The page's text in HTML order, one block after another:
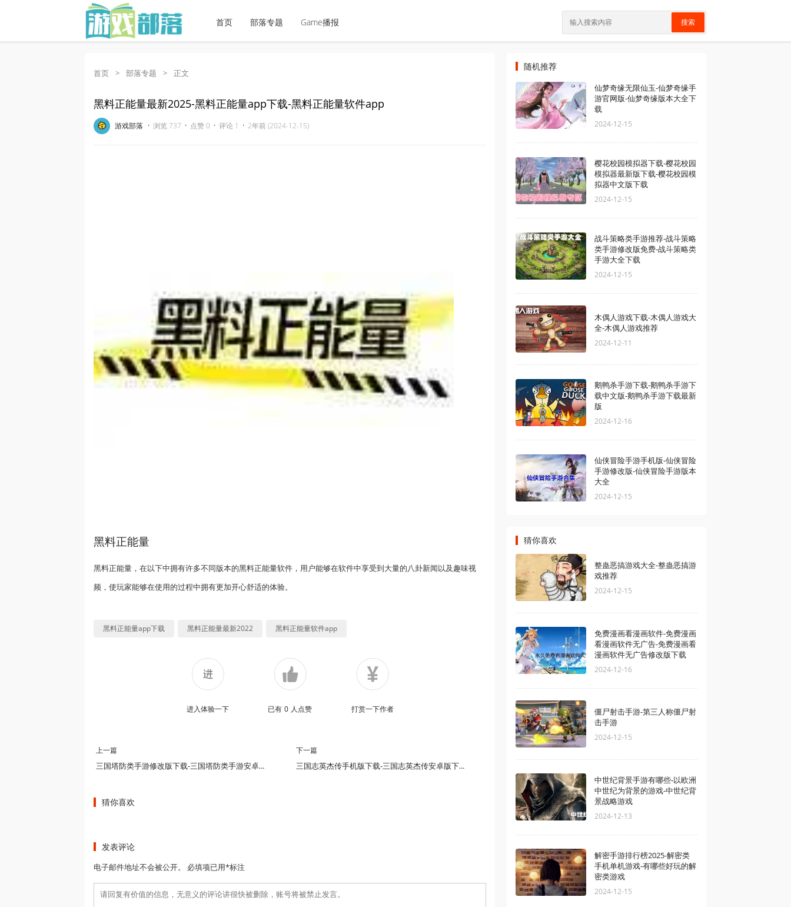
首页 部落专题 Game播报 搜索
首页 > 部落专题 > 正文
黑料正能量最新2025-黑料正能量app下载-黑料正能量软件app
游戏部落 · 浏览 737 · 点赞 0 · 评论 1 · 2年前 (2024-12-15)
黑料正能量
黑料正能量，在以下中拥有许多不同版本的黑料正能量软件，用户能够在软件中享受到大量的八卦新闻以及趣味视
频，使玩家能够在使用的过程中拥有更加开心舒适的体验。
黑料正能量app下载 黑料正能量最新2022 黑料正能量软件app
进入体验一下 已有 0 人点赞 打赏一下作者
上一篇
三国塔防类手游修改版下载-三国塔防类手游安卓版-三国塔防类手游版本下载
下一篇
三国志英杰传手机版下载-三国志英杰传安卓版下载-三国志英杰传版本
猜你喜欢
发表评论
电子邮件地址不会被公开。 必填项已用*标注
随机推荐
仙梦奇缘无限仙玉-仙梦奇缘手
游官网版-仙梦奇缘版本大全下
载
2024-12-15
樱花校园模拟器下载-樱花校园
模拟器最新版下载-樱花校园模
拟器中文版下载
2024-12-15
战斗策略类手游推荐-战斗策略
类手游修改版免费-战斗策略类
手游大全下载
2024-12-15
木偶人游戏下载-木偶人游戏大
全-木偶人游戏推荐
2024-12-11
鹅鸭杀手游下载-鹅鸭杀手游下
载中文版-鹅鸭杀手游下载最新
版
2024-12-16
仙侠冒险手游手机版-仙侠冒险
手游修改版-仙侠冒险手游版本
大全
2024-12-15
猜你喜欢
整蛊恶搞游戏大全-整蛊恶搞游
戏推荐
2024-12-15
免费漫画看漫画软件-免费漫画
看漫画软件无广告-免费漫画看
漫画软件无广告修改版下载
2024-12-16
僵尸射击手游-第三人称僵尸射
击手游
2024-12-15
中世纪背景手游有哪些-以欧洲
中世纪为背景的游戏-中世纪背
景战略游戏
2024-12-13
解密手游排行榜2025-解密类
手机单机游戏-有哪些好玩的解
密类游戏
2024-12-15